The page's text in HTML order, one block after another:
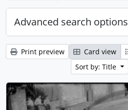
Advanced search options
Print preview Card view
Sort by: Title